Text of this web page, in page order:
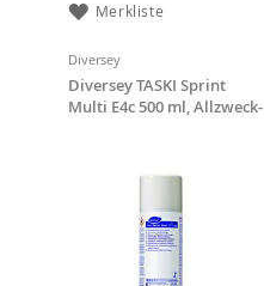
Merkliste
Diversey
Diversey TASKI Sprint
Multi E4c 500 ml, Allzweck-